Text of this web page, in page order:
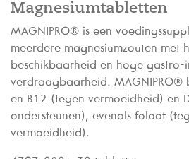
Magnesiumtabletten
MAGNIPRO® is een
meerdere magnesiumzouten met
beschikbaarheid en hoge gastro-
verdraagbaarheid. MAGNIPRO®
en B12 (tegen vermoeidheid) en
ondersteunen), evenals folaat
vermoeidheid).